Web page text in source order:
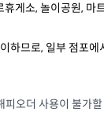
게소, 놀이공원, 마
하므로, 일부 점포에
오더 사용이 불가